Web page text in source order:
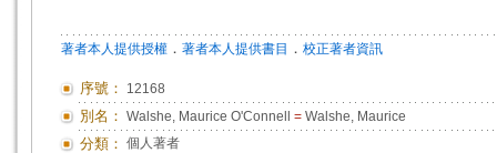
著者本人提供授權 ． 著者本人提供書目 ． 校正著者資訊
序號： 12168
別名： Walshe, Maurice O'Connell = Walshe, Maurice
分類： 個人著者